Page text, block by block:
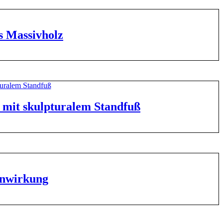
Massivholz
mit skulpturalem Standfuß